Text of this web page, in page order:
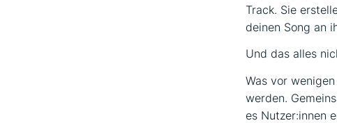
Track. Sie
deinen Song an
Und das alles
Was vor
werden.
es Nutzer:innen